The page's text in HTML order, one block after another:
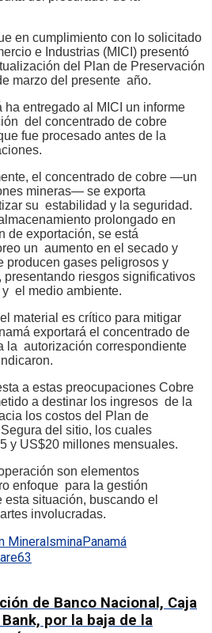
en cumplimiento con lo solicitado
e Industrias (MICI) presentó
del Plan de Preservación
marzo del presente año.
entregado al MICI un informe
del concentrado de cobre
fue procesado antes de la
el concentrado de cobre —un
mineras— se exporta
su estabilidad y la seguridad.
prolongado en
de exportación, se está
un aumento en el secado y
producen gases peligrosos y
presentando riesgos significativos
el medio ambiente.
material es crítico para mitigar
exportará el concentrado de
la autorización correspondiente
a estas preocupaciones Cobre
a destinar los ingresos de la
los costos del Plan de
del sitio, los cuales
y US$20 millones mensuales.
son elementos
enfoque para la gestión
situación, buscando el
involucradas.
MineralsminaPanamá
63
de Banco Nacional, Caja
por la baja de la